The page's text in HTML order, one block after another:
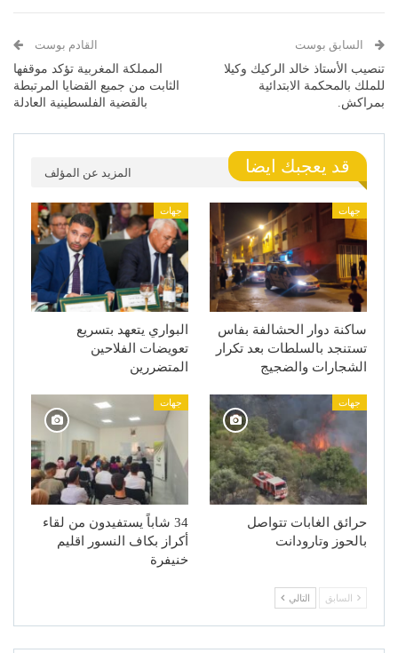
السابق بوست
تنصيب الأستاذ خالد الركيك وكيلا
للملك بالمحكمة الابتدائية
بمراكش.
القادم بوست
المملكة المغربية تؤكد موقفها
الثابت من جميع القضايا المرتبطة
بالقضية الفلسطينية العادلة
قد يعجبك ايضا المزيد عن المؤلف
جهات
ساكنة دوار الحشالفة بفاس
تستنجد بالسلطات بعد تكرار
الشجارات والضجيج
جهات
البواري يتعهد بتسريع
تعويضات الفلاحين
المتضررين
جهات
حرائق الغابات تتواصل
بالحوز وتارودانت
جهات
34 شاباً يستفيدون من لقاء
أكراز بكاف النسور اقليم
خنيفرة
السابق التالي